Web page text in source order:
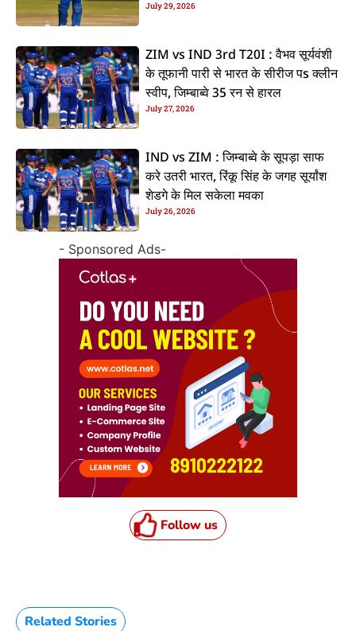
July 29, 2026
ZIM vs IND 3rd T20I : वैभव सूर्यवंशी
के तूफानी पारी से भारत के सीरीज पs क्लीन
स्वीप, जिम्बाब्वे 35 रन से हारल
July 27, 2026
IND vs ZIM : जिम्बाब्वे के सूपड़ा साफ
करे उतरी भारत, रिंकू सिंह के जगह सूर्यांश
शेडगे के मिल सकेला मवका
July 26, 2026
- Sponsored Ads-
Follow us
Related Stories